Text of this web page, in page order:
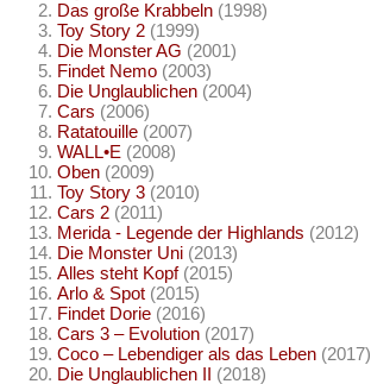
Das große Krabbeln (1998)
Toy Story 2 (1999)
Die Monster AG (2001)
Findet Nemo (2003)
Die Unglaublichen (2004)
Cars (2006)
Ratatouille (2007)
WALL•E (2008)
Oben (2009)
Toy Story 3 (2010)
Cars 2 (2011)
Merida - Legende der Highlands (2012)
Die Monster Uni (2013)
Alles steht Kopf(2015)
Arlo & Spot (2015)
Findet Dorie (2016)
Cars 3 – Evolution (2017)
Coco – Lebendiger als das Leben (2017)
Die Unglaublichen II (2018)